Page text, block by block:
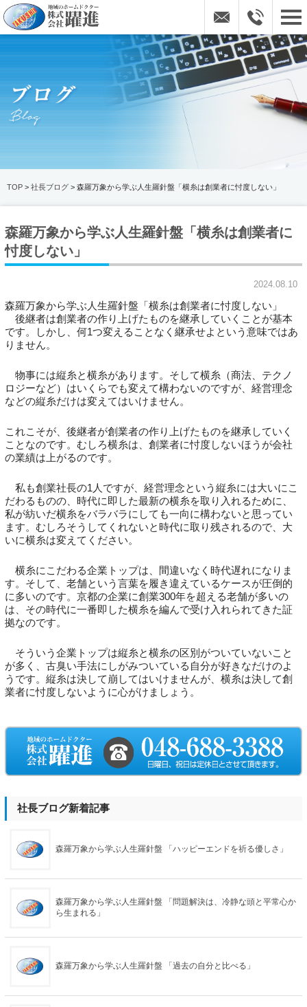
TOP > 社長ブログ > 森羅万象から学ぶ人生羅針盤「横糸は創業者に忖度しない」
森羅万象から学ぶ人生羅針盤「横糸は創業者に
忖度しない」
2024.08.10
森羅万象から学ぶ人生羅針盤「横糸は創業者に忖度しない」
後継者は創業者の作り上げたものを継承していくことが基本
です。しかし、何1つ変えることなく継承せよという意味ではあ
りません。
物事には縦糸と横糸があります。そして横糸（商法、テクノ
ロジーなど）はいくらでも変えて構わないのですが、経営理念
などの縦糸だけは変えてはいけません。
これこそが、後継者が創業者の作り上げたものを継承していく
ことなのです。むしろ横糸は、創業者に忖度しないほうが会社
の業績は上がるのです。
私も創業社長の1人ですが、経営理念という縦糸には大いにこ
だわるものの、時代に即した最新の横糸を取り入れるために、
私が紡いだ横糸をバラバラにしても一向に構わないと思ってい
ます。むしろそうしてくれないと時代に取り残されるので、大
いに横糸は変えてください。
横糸にこだわる企業トップは、間違いなく時代遅れになりま
す。そして、老舗という言葉を履き違えているケースが圧倒的
に多いのです。京都の企業に創業300年を超える老舗が多いの
は、その時代に一番即した横糸を編んで受け入れられてきた証
拠なのです。
そういう企業トップは縦糸と横糸の区別がついていないこと
が多く、古臭い手法にしがみついている自分が好きなだけのよ
うです。縦糸は決して崩してはいけませんが、横糸は決して創
業者に忖度しないように心がけましょう。
社長ブログ新着記事
森羅万象から学ぶ人生羅針盤 「ハッピーエンドを祈る優しさ」
森羅万象から学ぶ人生羅針盤 「問題解決は、冷静な頭と平常心か
ら生まれる」
森羅万象から学ぶ人生羅針盤 「過去の自分と比べる」